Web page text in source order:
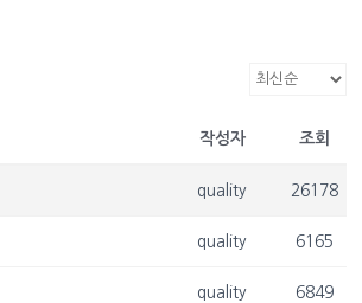
작성자 조회
quality 26178
quality 6165
quality 6849